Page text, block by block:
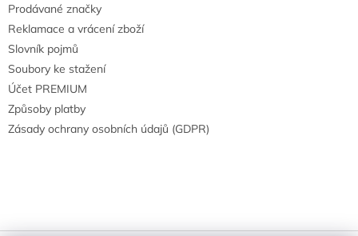
Prodávané značky
Reklamace a vrácení zboží
Slovník pojmů
Soubory ke stažení
Účet PREMIUM
Způsoby platby
Zásady ochrany osobních údajů (GDPR)